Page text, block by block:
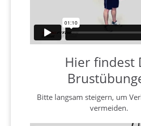
Hier findest
Bitte langsam steigern, um
vermeiden.